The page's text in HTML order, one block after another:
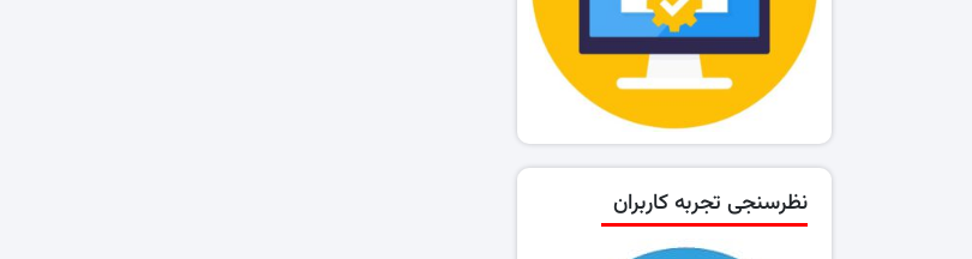
نظرسنجی تجربه کاربران